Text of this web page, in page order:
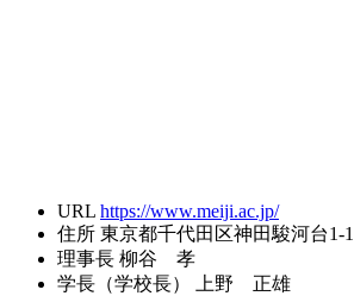
URL https://www.meiji.ac.jp/
住所 東京都千代田区神田駿河台1-1
理事長 柳谷 孝
学長（学校長）
上野 正雄